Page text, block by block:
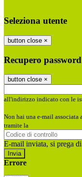
Seleziona utente
button close ×
Recupero password
button close ×
all'indirizzo indicato con le
Non hai una e-mail associata
tramite la
E-mail inviata, si prega
Errore